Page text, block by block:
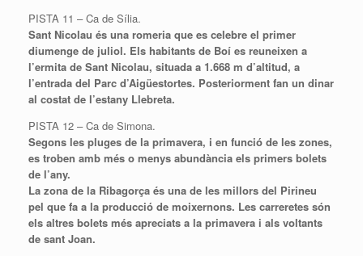
PISTA 11 – Ca de Sília.
Sant Nicolau és una romeria que es celebre el primer
diumenge de juliol. Els habitants de Boí es reuneixen a
l’ermita de Sant Nicolau, situada a 1.668 m d’altitud, a
l’entrada del Parc d’Aigüestortes. Posteriorment fan un dinar
al costat de l’estany Llebreta.
PISTA 12 – Ca de Simona.
Segons les pluges de la primavera, i en funció de les zones,
es troben amb més o menys abundància els primers bolets
de l’any.
La zona de la Ribagorça és una de les millors del Pirineu
pel que fa a la producció de moixernons. Les carreretes són
els altres bolets més apreciats a la primavera i als voltants
de sant Joan.